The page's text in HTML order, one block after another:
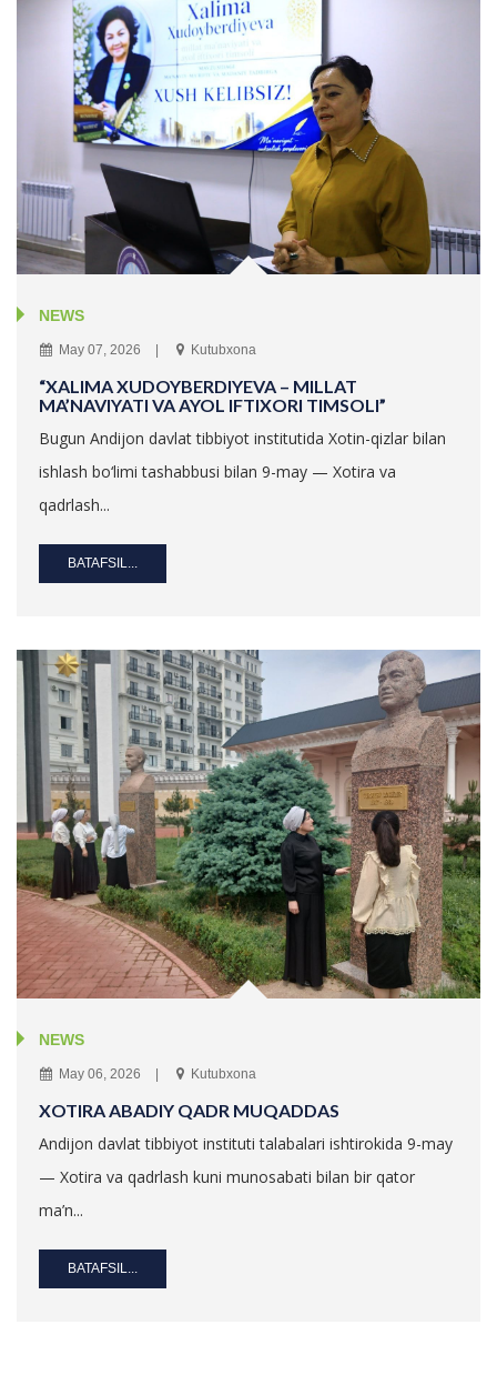
NEWS
May 07, 2026 Kutubxona
“XALIMA XUDOYBERDIYEVA – MILLAT
MA’NAVIYATI VA AYOL IFTIXORI TIMSOLI”
Bugun Andijon davlat tibbiyot institutida Xotin-qizlar bilan
ishlash bo‘limi tashabbusi bilan 9-may — Xotira va
qadrlash...
BATAFSIL...
NEWS
May 06, 2026 Kutubxona
XOTIRA ABADIY QADR MUQADDAS
Andijon davlat tibbiyot instituti talabalari ishtirokida 9-may
— Xotira va qadrlash kuni munosabati bilan bir qator
ma’n...
BATAFSIL...